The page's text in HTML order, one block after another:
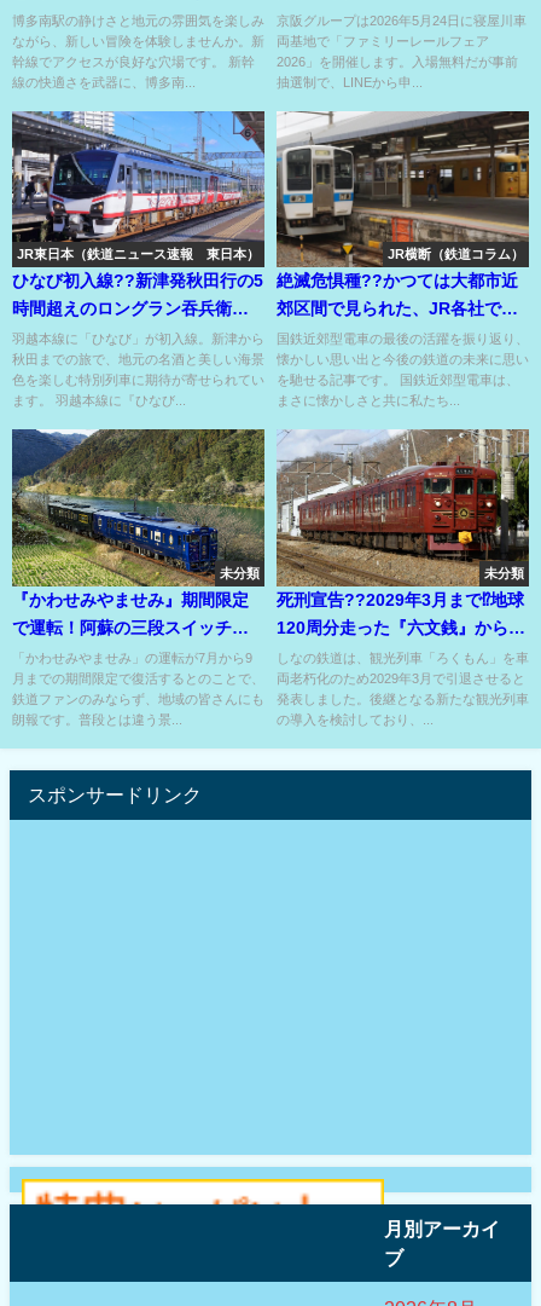
日本の駅??
博多南駅の静けさと地元の雰囲気を楽しみ
ながら、新しい冒険を体験しませんか。新
幹線でアクセスが良好な穴場です。 新幹
線の快適さを武器に、博多南...
前申込制⁉
京阪グループは2026年5月24日に寝屋川車
両基地で「ファミリーレールフェア
2026」を開催します。入場無料だが事前
抽選制で、LINEから申...
JR東日本（鉄道ニュース速報 東日本）
ひなび初入線??新津発秋田行の5
時間超えのロングラン吞兵衛列
車が5/9に運転??
羽越本線に「ひなび」が初入線。新津から
秋田までの旅で、地元の名酒と美しい海景
色を楽しむ特別列車に期待が寄せられてい
ます。 羽越本線に『ひなび...
JR横断（鉄道コラム）
絶滅危惧種??かつては大都市近
郊区間で見られた、JR各社で余
生を送る国鉄近郊型電車⁉
国鉄近郊型電車の最後の活躍を振り返り、
懐かしい思い出と今後の鉄道の未来に思い
を馳せる記事です。 国鉄近郊型電車は、
まさに懐かしさと共に私たち...
未分類
『かわせみやませみ』期間限定
で運転！阿蘇の三段スイッチバ
ックに挑む?!
「かわせみやませみ」の運転が7月から9
月までの期間限定で復活するとのことで、
鉄道ファンのみならず、地域の皆さんにも
朗報です。普段とは違う景...
未分類
死刑宣告??2029年3月まで⁉地球
120周分走った『六文銭』から命
名された観光列車??
しなの鉄道は、観光列車「ろくもん」を車
両老朽化のため2029年3月で引退させると
発表しました。後継となる新たな観光列車
の導入を検討しており、...
スポンサードリンク
月別アーカイ
ブ